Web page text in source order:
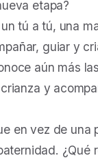
etapa?
tú a tú, una
guiar y
aún más
y
en vez de una
¿Qué